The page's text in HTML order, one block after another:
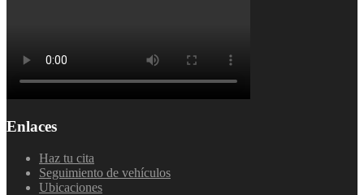
Enlaces
Haz tu cita
Seguimiento de vehículos
Ubicaciones